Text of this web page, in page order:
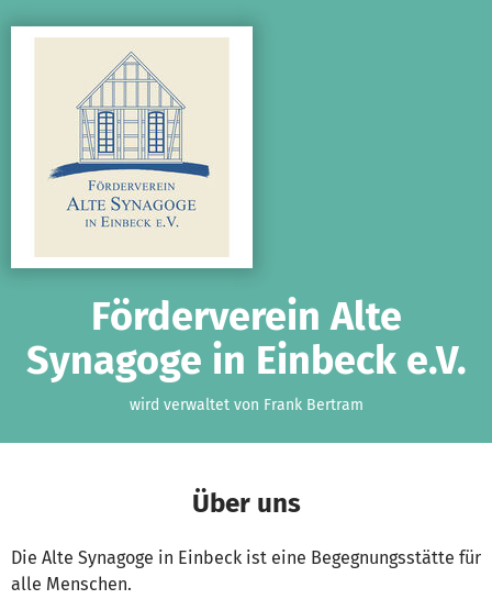
Förderverein Alte
Synagoge in Einbeck e.V.
wird verwaltet von Frank Bertram
Über uns
Die Alte Synagoge in Einbeck ist eine Begegnungsstätte für
alle Menschen.